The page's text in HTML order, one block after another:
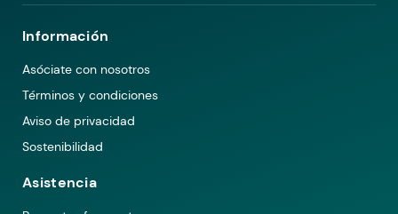
Información
Asóciate con nosotros
Términos y condiciones
Aviso de privacidad
Sostenibilidad
Asistencia